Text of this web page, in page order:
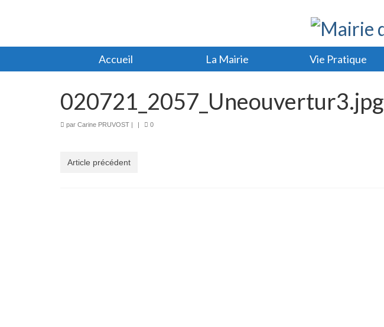
Accueil La Mairie Vie Pratique
020721_2057_Uneouvertur3.jpg
par Carine PRUVOST | | 0
Article précédent